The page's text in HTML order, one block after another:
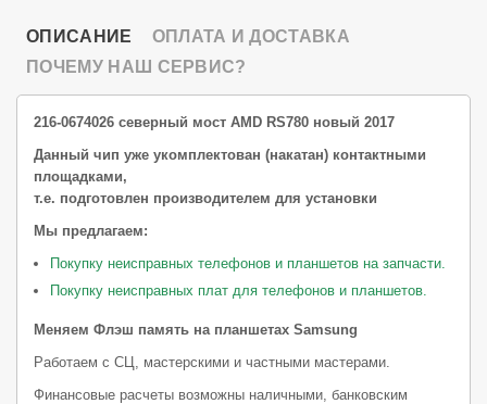
ОПИСАНИЕ
ОПЛАТА И ДОСТАВКА
ПОЧЕМУ НАШ СЕРВИС?
216-0674026 северный мост AMD RS780 новый 2017
Данный чип уже укомплектован (накатан) контактными
площадками,
т.е. подготовлен производителем для установки
Мы предлагаем:
Покупку неисправных телефонов и планшетов на запчасти.
Покупку неисправных плат для телефонов и планшетов.
Меняем Флэш память на планшетах Samsung
Работаем с СЦ, мастерскими и частными мастерами.
Финансовые расчеты возможны наличными, банковским